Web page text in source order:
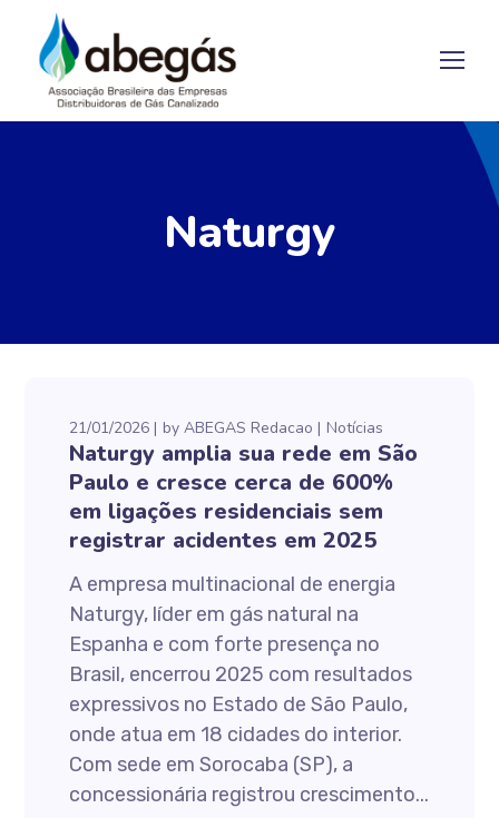
Naturgy
21/01/2026 byABEGAS Redacao Notícias
Naturgy amplia sua rede em São
Paulo e cresce cerca de 600%
em ligações residenciais sem
registrar acidentes em 2025
A empresa multinacional de energia
Naturgy, líder em gás natural na
Espanha e com forte presença no
Brasil, encerrou 2025 com resultados
expressivos no Estado de São Paulo,
onde atua em 18 cidades do interior.
Com sede em Sorocaba (SP), a
concessionária registrou crescimento...